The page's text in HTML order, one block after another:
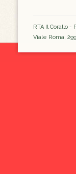
RTA Il Corallo -
Viale Roma,